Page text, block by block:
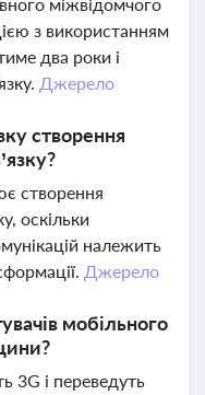
з використанням
два роки і
Джерело
створення
створення
оскільки
належить
Джерело
мобільного
3G і переведуть